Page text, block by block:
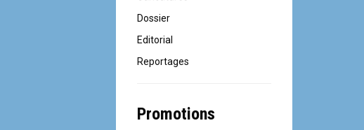
Dossier
Editorial
Reportages
Promotions